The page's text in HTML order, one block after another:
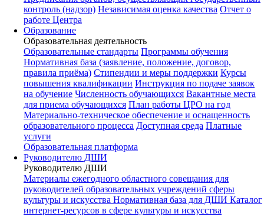
контроль (надзор) Независимая оценка качества Отчет о
работе Центра
Образование
Образовательная деятельность
Образовательные стандарты Программы обучения
Нормативная база (заявление, положение, договор,
правила приёма) Стипендии и меры поддержки Курсы
повышения квалификации Инструкция по подаче заявок
на обучение Численность обучающихся Вакантные места
для приема обучающихся План работы ЦРО на год
Материально-техническое обеспечение и оснащенность
образовательного процесса Доступная среда Платные
услуги
Образовательная платформа
Руководителю ДШИ
Руководителю ДШИ
Материалы ежегодного областного совещания для
руководителей образовательных учреждений сферы
культуры и искусства Нормативная база для ДШИ Каталог
интернет-ресурсов в сфере культуры и искусства